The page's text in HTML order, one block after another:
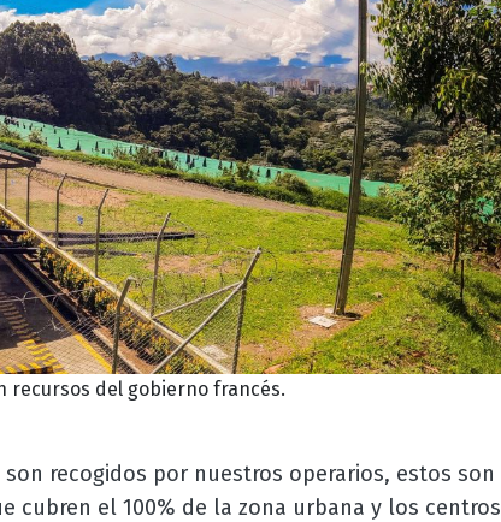
recursos del gobierno francés.
recogidos por nuestros operarios, estos son
cubren el 100% de la zona urbana y los centros